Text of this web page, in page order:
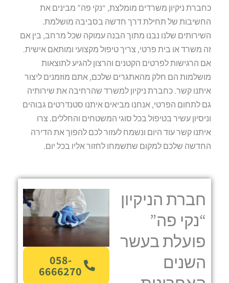
כחברת ניקיון משרדים מומלצת, “נקי פה” מבינים את
החשיבות של תחילת דרך חדשה בסביבה מושלמת.
השירותים שלנו נבנו מתוך הבנה עמוקה שכל מרחב, בין אם
זה משרד או בית פרטי, צריך טיפול מקצועי ומותאם אישית.
אם הרגישות לפרטים הקטנים והרצון להגיע לתוצאות
מושלמות הם חלק מהאתגרים שלכם, אתם מוזמנים ליצור
איתנו קשר. כחברת ניקיון למשרד שהרחיבה את שירותיה
גם לתחום הפרטי, אנחנו מביאים איתנו סטנדרטים גבוהים
וניסיון עשיר בטיפול בכל סוגי המשטחים והחללים. צרו
איתנו קשר עוד היום ונשמח לעזור לכם להפוך את הדירה
החדשה שלכם למקום שתשמחו לחזור אליו בכל יום.
חברת הניקיון
“נקי פה”
פועלת בעשר
השנים
058-
6666270